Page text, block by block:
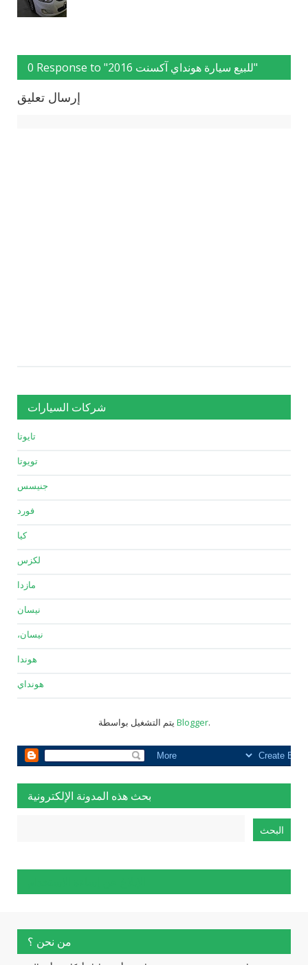
0 Response to "للبيع سيارة هونداي آكسنت 2016"
إرسال تعليق
شركات السيارات
تايوتا
تويوتا
جنيسس
فورد
كيا
لكزس
مازدا
نيسان
نيسان،
هوندا
هونداي
Blogger.
بحث هذه المدونة الإلكترونية
من نحن ؟